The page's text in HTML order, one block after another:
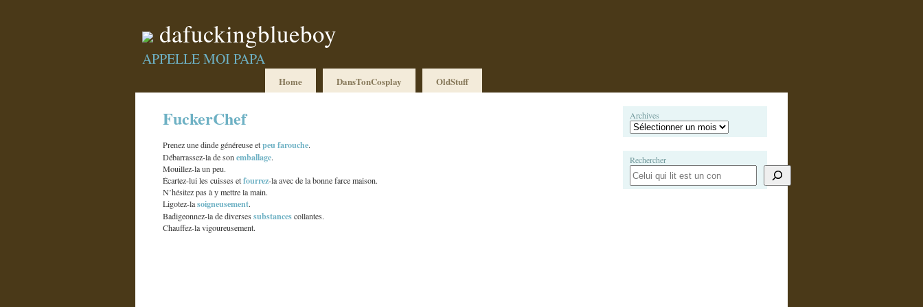
dafuckingblueboy
APPELLE MOI PAPA
Home DansTonCosplay OldStuff
FuckerChef
Prenez une dinde généreuse etpeu farouche.
Débarrassez-la de sonemballage.
Mouillez-la un peu.
Écartez-lui les cuisses etfourrez-la avec de la bonne farce maison.
N’hésitez pas à y mettre la main.
Ligotez-lasoigneusement.
Badigeonnez-la de diversessubstancescollantes.
Chauffez-la vigoureusement.
Archives
Rechercher